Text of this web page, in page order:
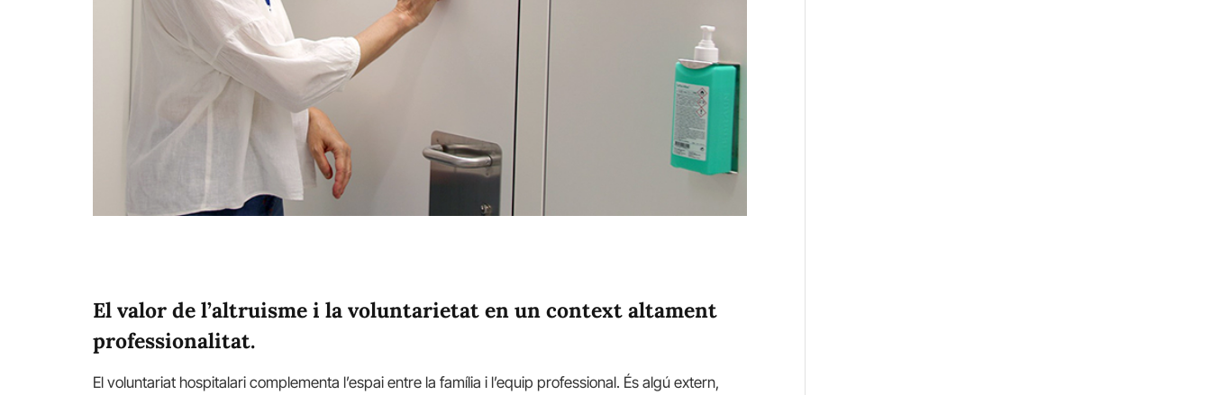
El valor de l’altruisme i la voluntarietat en un context altament
professionalitat.
El voluntariat hospitalari complementa l’espai entre la família i l’equip professional. És algú extern,